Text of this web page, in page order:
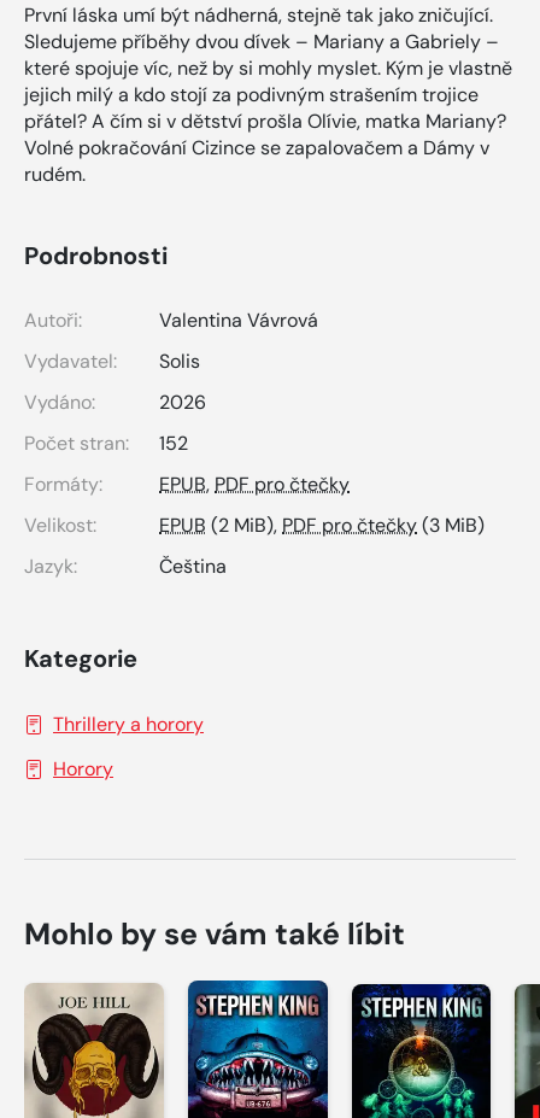
První láska umí být nádherná, stejně tak jako zničující.
Sledujeme příběhy dvou dívek – Mariany a Gabriely –
které spojuje víc, než by si mohly myslet. Kým je vlastně
jejich milý a kdo stojí za podivným strašením trojice
přátel? A čím si v dětství prošla Olívie, matka Mariany?
Volné pokračování Cizince se zapalovačem a Dámy v
rudém.
Podrobnosti
Autoři:
Valentina Vávrová
Vydavatel:
Solis
Vydáno:
2026
Počet stran:
152
Formáty:
EPUB, PDF pro čtečky
Velikost:
EPUB (2 MiB), PDF pro čtečky(3 MiB)
Jazyk:
Čeština
Kategorie
Thrillery a horory
Horory
Mohlo by se vám také líbit